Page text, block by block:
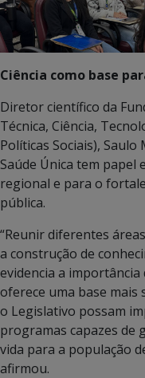
Ciência como base
Diretor científico da
Técnica, Ciência,
Políticas Sociais),
Saúde Única tem
regional e para o
pública.
“Reunir diferentes
a construção de
evidencia a
oferece uma base mais
o Legislativo possam
programas capazes de
vida para a população
afirmou.